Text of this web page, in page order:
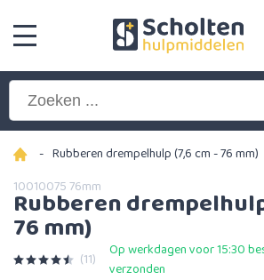
- Rubberen drempelhulp (7,6 cm - 76 mm)
10010075 76mm
Rubberen
76 mm)
(11)
Op werkdagen voor 15:30
verzonden